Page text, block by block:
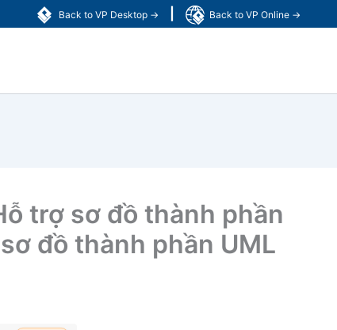
Back to VP Desktop → Back to VP Online →
trợ sơ đồ thành phần
đồ thành phần UML